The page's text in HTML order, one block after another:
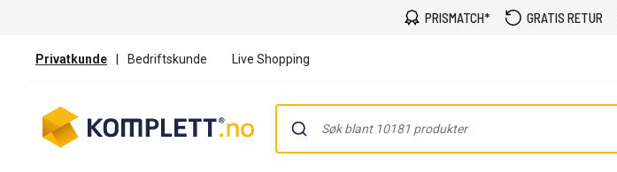
PRISMATCH* GRATIS RETUR
Privatkunde | Bedriftskunde Live Shopping